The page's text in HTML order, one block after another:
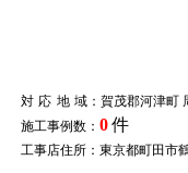
対応地域：賀茂郡河津町
施工事例数： 0件
工事店住所：東京都町田市